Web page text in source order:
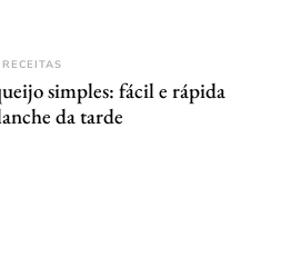
RECEITAS
simples: fácil e rápida
da tarde